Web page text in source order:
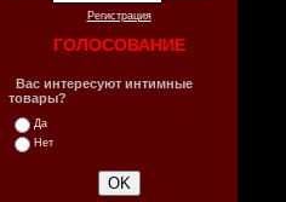
Регистрация
ГОЛОСОВАНИЕ
Вас интересуют интимные
товары?
Да
Нет